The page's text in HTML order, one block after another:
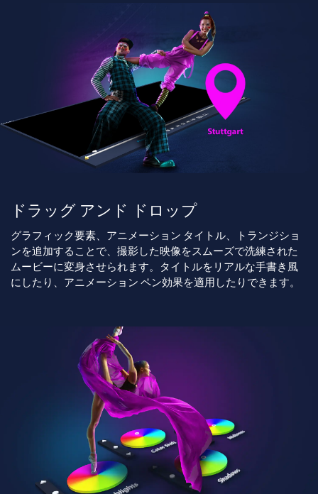
ドラッグ アンド ドロップ
グラフィック要素、アニメーション タイトル、トランジショ
ンを追加することで、撮影した映像をスムーズで洗練された
ムービーに変身させられます。タイトルをリアルな手書き風
にしたり、アニメーション ペン効果を適用したりできます。